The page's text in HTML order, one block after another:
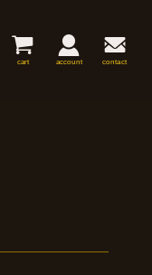
cart account contact